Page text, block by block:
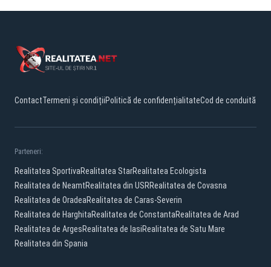
ContactTermeni și condițiiPolitică de confidențialitateCod de conduită
Parteneri:
Realitatea SportivaRealitatea StarRealitatea Ecologista
Realitatea de NeamtRealitatea din USRRealitatea de Covasna
Realitatea de OradeaRealitatea de Caras-Severin
Realitatea de HarghitaRealitatea de ConstantaRealitatea de Arad
Realitatea de ArgesRealitatea de IasiRealitatea de Satu Mare
Realitatea din Spania